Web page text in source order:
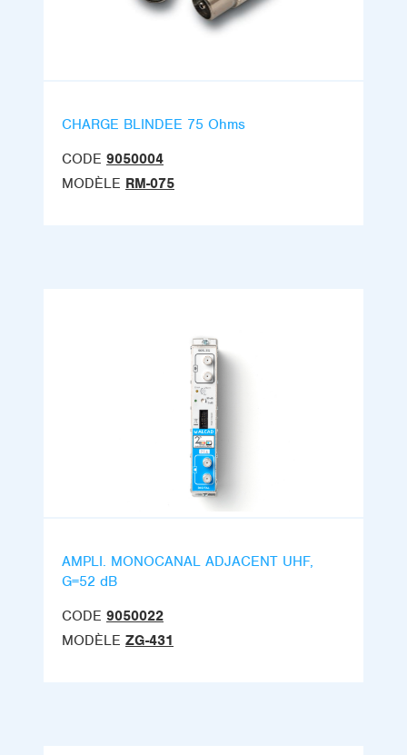
CHARGE BLINDEE 75 Ohms
CODE 9050004
MODÈLE RM-075
AMPLI. MONOCANAL ADJACENT UHF,
G=52 dB
CODE 9050022
MODÈLE ZG-431